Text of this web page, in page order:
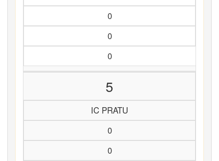
0
0
0
5
IC PRATU
0
0